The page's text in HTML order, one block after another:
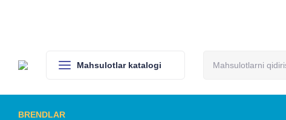
Mahsulotlar katalogi
BRENDLAR